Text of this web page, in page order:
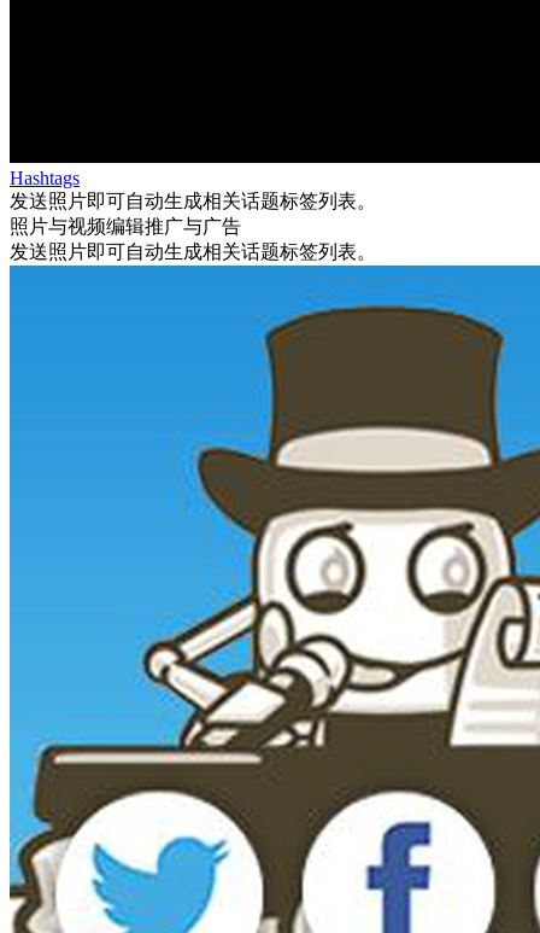
Hashtags
发送照片即可自动生成相关话题标签列表。
照片与视频编辑推广与广告
发送照片即可自动生成相关话题标签列表。